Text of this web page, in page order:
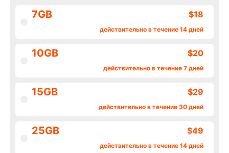
$18
7GB
действительно в течение 14 дней
$20
10GB
действительно в течение 7 дней
$29
15GB
действительно в течение 30 дней
$49
25GB
действительно в течение 14 дней